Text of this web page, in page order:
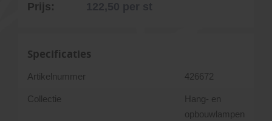
Prijs:
Specificaties
Artikelnummer 426672
Collectie
Hang- en
opbouwlampen